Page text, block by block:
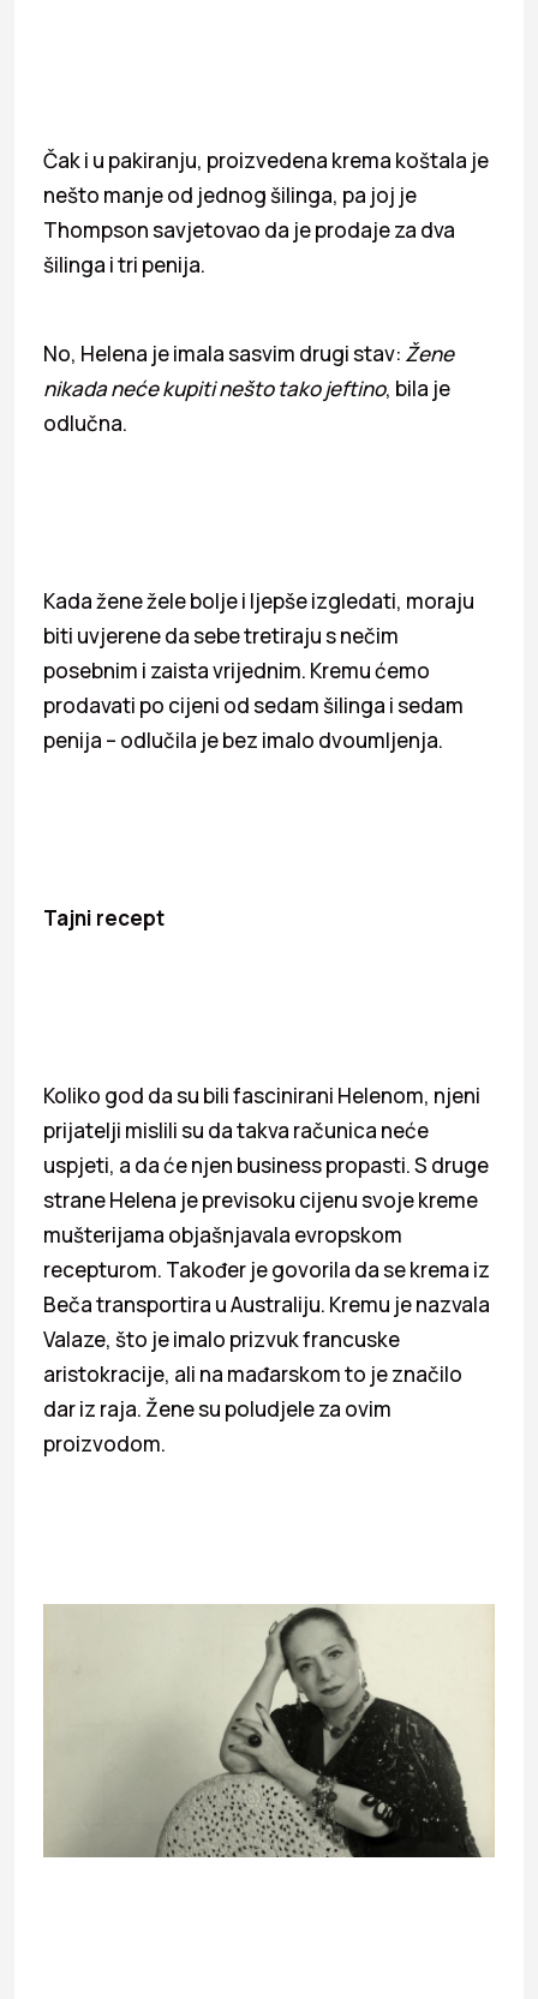
Čak i u pakiranju, proizvedena krema koštala je
nešto manje od jednog šilinga, pa joj je
Thompson savjetovao da je prodaje za dva
šilinga i tri penija.
No, Helena je imala sasvim drugi stav: Žene
nikada neće kupiti nešto tako jeftino, bila je
odlučna.
Kada žene žele bolje i ljepše izgledati, moraju
biti uvjerene da sebe tretiraju s nečim
posebnim i zaista vrijednim. Kremu ćemo
prodavati po cijeni od sedam šilinga i sedam
penija – odlučila je bez imalo dvoumljenja.
Tajni recept
Koliko god da su bili fascinirani Helenom, njeni
prijatelji mislili su da takva računica neće
uspjeti, a da će njen business propasti. S druge
strane Helena je previsoku cijenu svoje kreme
mušterijama objašnjavala evropskom
recepturom. Također je govorila da se krema iz
Beča transportira u Australiju. Kremu je nazvala
Valaze, što je imalo prizvuk francuske
aristokracije, ali na mađarskom to je značilo
dar iz raja. Žene su poludjele za ovim
proizvodom.